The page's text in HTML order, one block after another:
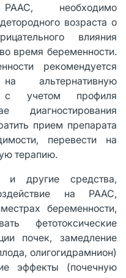
необходимо
возраста о
влияния
время беременности.
рекомендуется
альтернативную
с учетом профиля
диагностирования
прием препарата
перевести на
терапию.
другие средства,
на РААС,
беременности,
фетотоксические
почек, замедление
олигогидрамнион)
эффекты (почечную